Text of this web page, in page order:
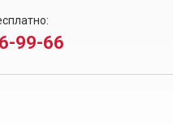
99-66